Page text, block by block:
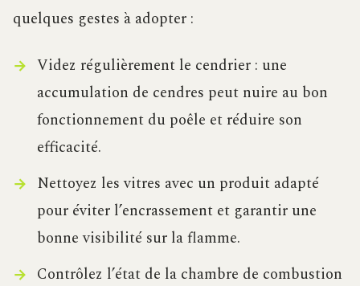
quelques gestes à adopter :
Videz régulièrement le cendrier : une
accumulation de cendres peut nuire au bon
fonctionnement du poêle et réduire son
efficacité.
Nettoyez les vitres avec un produit adapté
pour éviter l’encrassement et garantir une
bonne visibilité sur la flamme.
Contrôlez l’état de la chambre de combustion